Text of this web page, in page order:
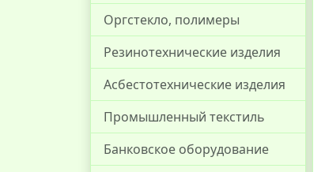
Оргстекло, полимеры
Резинотехнические изделия
Асбестотехнические изделия
Промышленный текстиль
Банковское оборудование